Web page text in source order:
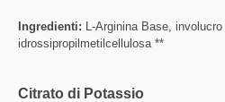
Ingredienti: L-Arginina Base,
idrossipropilmetilcellulosa **
Citrato di Potassio